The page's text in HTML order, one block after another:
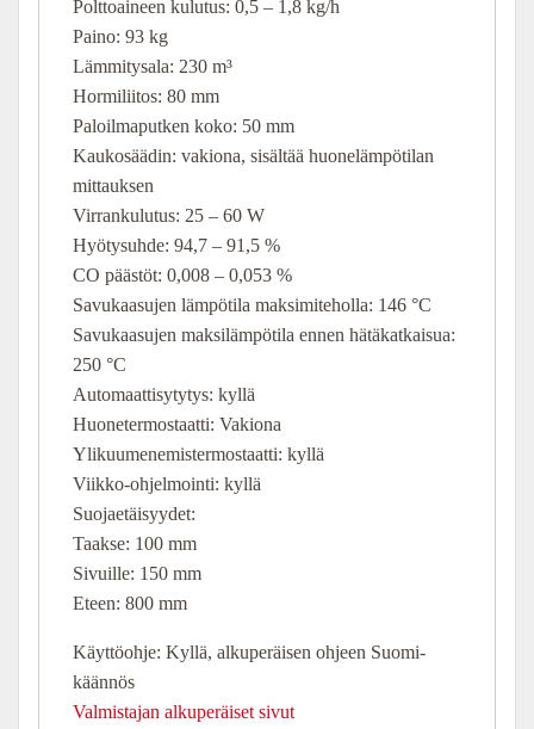
Polttoaineen kulutus: 0,5 – 1,8 kg/h
Paino: 93 kg
Lämmitysala: 230 m³
Hormiliitos: 80 mm
Paloilmaputken koko: 50 mm
Kaukosäädin: vakiona, sisältää huonelämpötilan
mittauksen
Virrankulutus: 25 – 60 W
Hyötysuhde: 94,7 – 91,5 %
CO päästöt: 0,008 – 0,053 %
Savukaasujen lämpötila maksimiteholla: 146 °C
Savukaasujen maksilämpötila ennen hätäkatkaisua:
250 °C
Automaattisytytys: kyllä
Huonetermostaatti: Vakiona
Ylikuumenemistermostaatti: kyllä
Viikko-ohjelmointi: kyllä
Suojaetäisyydet:
Taakse: 100 mm
Sivuille: 150 mm
Eteen: 800 mm
Käyttöohje: Kyllä, alkuperäisen ohjeen Suomi-
käännös
Valmistajan alkuperäiset sivut